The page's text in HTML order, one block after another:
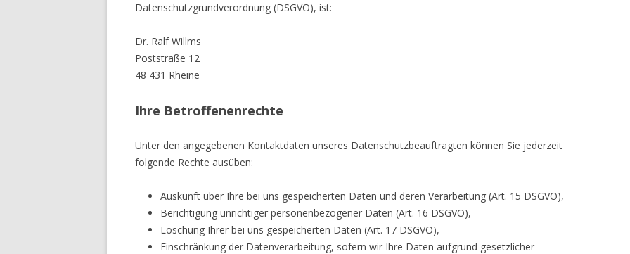
Datenschutzgrundverordnung (DSGVO), ist:
Dr. Ralf Willms
Poststraße 12
48 431 Rheine
Ihre Betroffenenrechte
Unter den angegebenen Kontaktdaten unseres Datenschutzbeauftragten können Sie jederzeit
folgende Rechte ausüben:
Auskunft über Ihre bei uns gespeicherten Daten und deren Verarbeitung (Art. 15 DSGVO),
Berichtigung unrichtiger personenbezogener Daten (Art. 16 DSGVO),
Löschung Ihrer bei uns gespeicherten Daten (Art. 17 DSGVO),
Einschränkung der Datenverarbeitung, sofern wir Ihre Daten aufgrund gesetzlicher